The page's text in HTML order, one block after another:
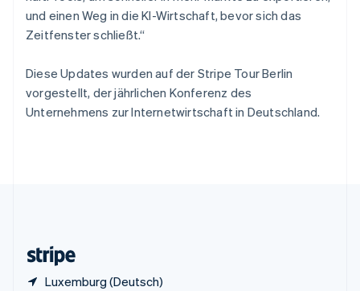
und einen Weg in die KI-Wirtschaft, bevor sich das
Zeitfenster schließt.“
Diese Updates wurden auf der Stripe Tour Berlin
vorgestellt, der jährlichen Konferenz des
Unternehmens zur Internetwirtschaft in Deutschland.
Luxemburg (Deutsch)
EspañolEnglish
Thailand
Tschechische Republik
English
Ungarn
English